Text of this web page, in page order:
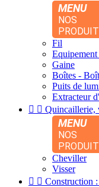
MENU
NOS
Fil
Gaine
Boîtes -
Puits de
Extracteur
  Quincaillerie,
MENU
NOS
Cheviller
Visser
  Construction